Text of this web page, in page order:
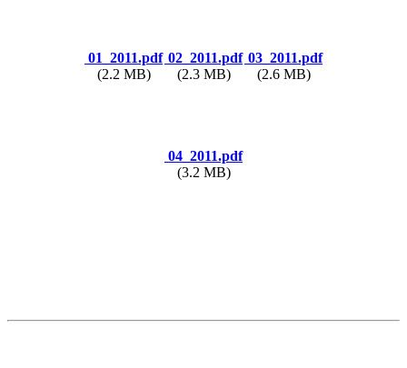
01_2011.pdf
(2.2 MB)
02_2011.pdf
(2.3 MB)
03_2011.pdf
(2.6 MB)
04_2011.pdf
(3.2 MB)